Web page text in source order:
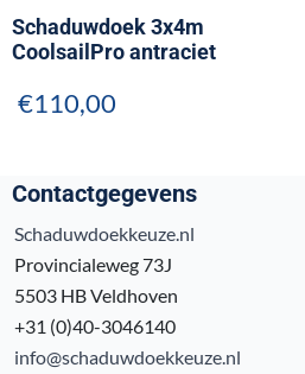
Schaduwdoek 3x4m
CoolsailPro antraciet
€110,00
Contactgegevens
Schaduwdoekkeuze.nl
Provincialeweg 73J
5503 HB Veldhoven
+31 (0)40-3046140
info@schaduwdoekkeuze.nl